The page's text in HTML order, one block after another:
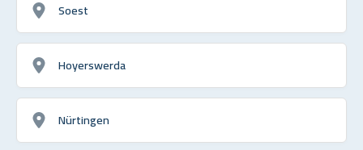
Soest
Hoyerswerda
Nürtingen